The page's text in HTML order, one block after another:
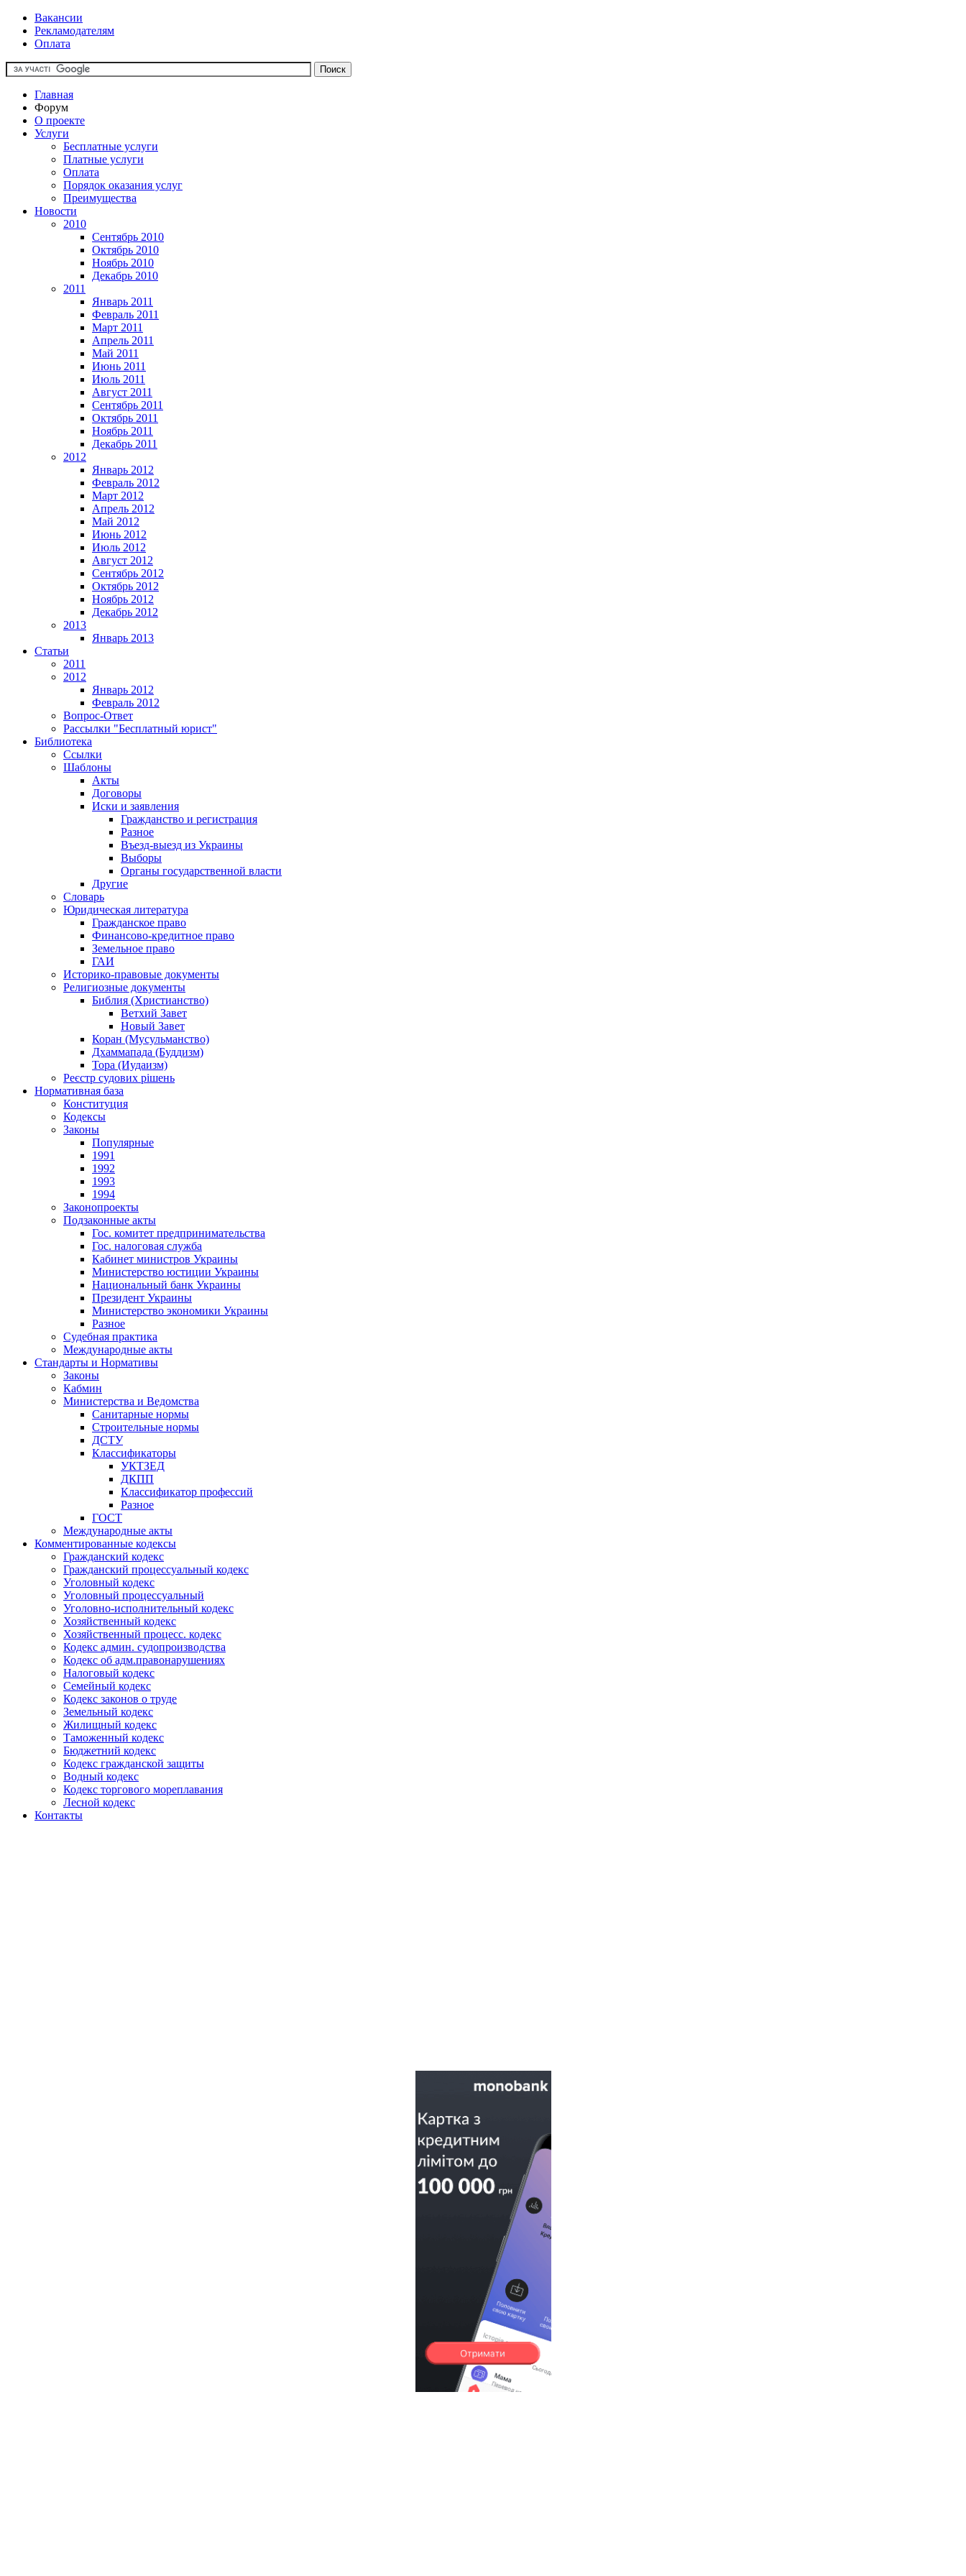
Вакансии
Рекламодателям
Оплата
Главная
Форум
О проекте
Услуги
Бесплатные услуги
Платные услуги
Оплата
Порядок оказания услуг
Преимущества
Новости
2010
Сентябрь 2010
Октябрь 2010
Ноябрь 2010
Декабрь 2010
2011
Январь 2011
Февраль 2011
Март 2011
Апрель 2011
Май 2011
Июнь 2011
Июль 2011
Август 2011
Сентябрь 2011
Октябрь 2011
Ноябрь 2011
Декабрь 2011
2012
Январь 2012
Февраль 2012
Март 2012
Апрель 2012
Май 2012
Июнь 2012
Июль 2012
Август 2012
Сентябрь 2012
Октябрь 2012
Ноябрь 2012
Декабрь 2012
2013
Январь 2013
Статьи
2011
2012
Январь 2012
Февраль 2012
Вопрос-Ответ
Рассылки "Бесплатный юрист"
Библиотека
Ссылки
Шаблоны
Акты
Договоры
Иски и заявления
Гражданство и регистрация
Разное
Въезд-выезд из Украины
Выборы
Органы государственной власти
Другие
Словарь
Юридическая литература
Гражданское право
Финансово-кредитное право
Земельное право
ГАИ
Историко-правовые документы
Религиозные документы
Библия (Христианство)
Ветхий Завет
Новый Завет
Коран (Мусульманство)
Дхаммапада (Буддизм)
Тора (Иудаизм)
Реєстр судових рішень
Нормативная база
Конституция
Кодексы
Законы
Популярные
1991
1992
1993
1994
Законопроекты
Подзаконные акты
Гос. комитет предпринимательства
Гос. налоговая служба
Кабинет министров Украины
Министерство юстиции Украины
Национальный банк Украины
Президент Украины
Министерство экономики Украины
Разное
Судебная практика
Международные акты
Стандарты и Нормативы
Законы
Кабмин
Министерства и Ведомства
Санитарные нормы
Строительные нормы
ДСТУ
Классификаторы
УКТЗЕД
ДКПП
Классификатор профессий
Разное
ГОСТ
Международные акты
Комментированные кодексы
Гражданский кодекс
Гражданский процессуальный кодекс
Уголовный кодекс
Уголовный процессуальный
Уголовно-исполнительный кодекс
Хозяйственный кодекс
Хозяйственный процесс. кодекс
Кодекс админ. судопроизводства
Кодекс об адм.правонарушениях
Налоговый кодекс
Семейный кодекс
Кодекс законов о труде
Земельный кодекс
Жилищный кодекс
Таможенный кодекс
Бюджетний кодекс
Кодекс гражданской защиты
Водный кодекс
Кодекс торгового мореплавания
Лесной кодекс
Контакты